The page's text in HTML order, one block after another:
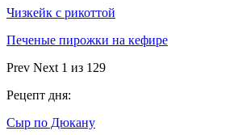
Чизкейк с рикоттой
Печеные пирожки на кефире
Prev Next 1 из 129
Рецепт дня:
Сыр по Дюкану